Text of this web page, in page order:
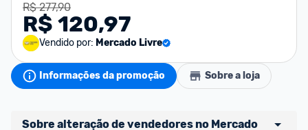
R$ 277,90
R$ 120,97
Vendido por: Mercado Livre
Informações da promoção Sobre a loja
Sobre alteração de vendedores no Mercado